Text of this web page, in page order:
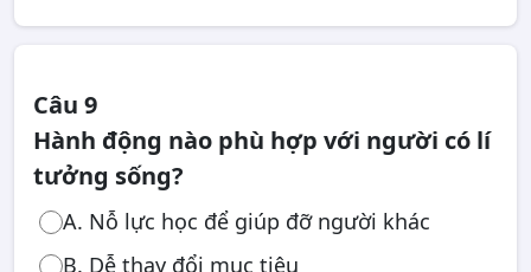
Câu 9
Hành động nào phù hợp với người có lí
tưởng sống?
A. Nỗ lực học để giúp đỡ người khác
B. Dễ thay đổi mục tiêu